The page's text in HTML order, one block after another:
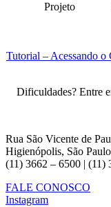
Projeto
Tutorial – Acessando o
Dificuldades? Entre
Rua São Vicente de
Higienópolis, São
(11) 3662 – 6500 | (11)
FALE CONOSCO
Instagram